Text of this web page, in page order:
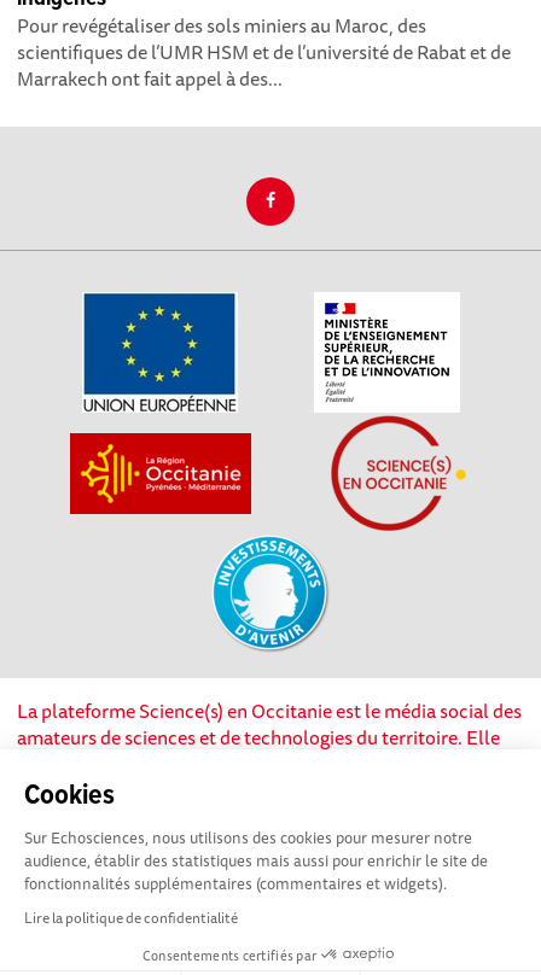
Cookies
Sur Echosciences, nous utilisons des cookies pour mesurer notre
audience, établir des statistiques mais aussi pour enrichir le site de
fonctionnalités supplémentaires (commentaires et widgets).
Lire la politique de confidentialité
Consentements certifiés par
Pour revégétaliser des sols miniers au Maroc, des
scientifiques de l’UMR HSM et de l’université de Rabat et de
Marrakech ont fait appel à des...
La plateforme Science(s) en Occitanie est le média social des
amateurs de sciences et de technologies du territoire. Elle
soutien de nombreux acteurs locaux. Ce projet est cofinancé
l’Union européenne via les fonds européen de
développement régional. Science(s) en Occitanie est une
plateforme Echosciences by Amcsti.
Mentions légales|Politique de confidentialité